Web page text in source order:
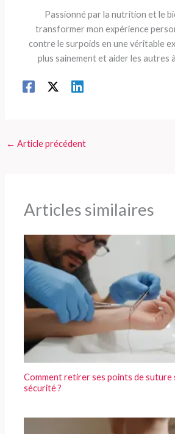
Passionné par la nutrition et le
transformer mon expérience
contre le surpoids en une véritable
plus sainement et aider les autres
← Article précédent
Articles similaires
Comment retirer ses points de suture
sécurité ?